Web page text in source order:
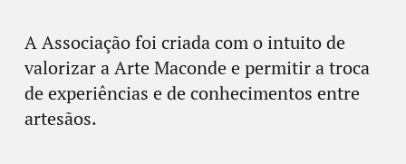
A Associação foi criada com o intuito de
valorizar a Arte Maconde e permitir a troca
de experiências e de conhecimentos entre
artesãos.